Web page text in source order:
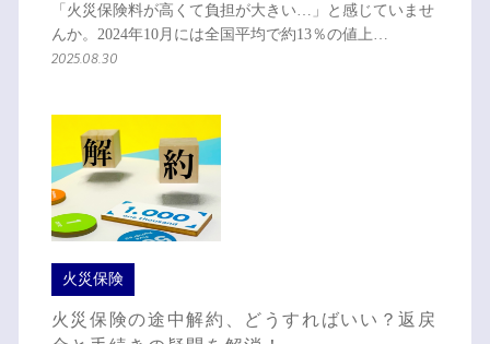
「火災保険料が高くて負担が大きい…」と感じていませ
んか。2024年10月には全国平均で約13％の値上…
2025.08.30
火災保険
火災保険の途中解約、どうすればいい？返戻